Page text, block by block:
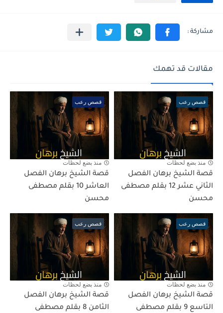
مقالات قد تهمك
قصص رعب
منذ بضع لحظات
قصة الشيخ برهان الفصل
الثاني عشر 12 بقلم مصطفى
محسن
قصص رعب
منذ بضع لحظات
قصة الشيخ برهان الفصل
العاشر 10 بقلم مصطفى
محسن
قصص رعب
منذ بضع لحظات
قصة الشيخ برهان الفصل
التاسع 9 بقلم مصطفى
قصص رعب
منذ بضع لحظات
قصة الشيخ برهان الفصل
الثامن 8 بقلم مصطفى